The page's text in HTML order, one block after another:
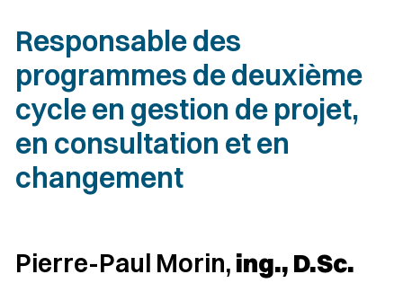
Responsable des
programmes de deuxième
cycle en gestion de projet,
en consultation et en
changement
Pierre-Paul Morin, ing., D.Sc.